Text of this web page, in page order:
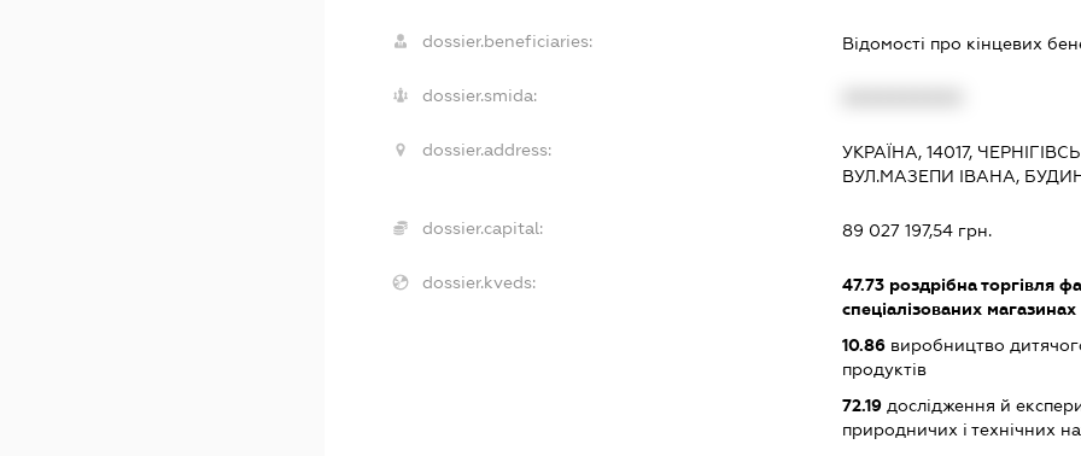
dossier.beneficiaries: Відомості про кінцевих
dossier.smida:
dossier.address:
УКРАЇНА, 14017,
ВУЛ.МАЗЕПИ ІВАНА,
dossier.capital: 89 027 197,54 грн.
dossier.kveds: 47.73роздрібна торгівля
спеціалізованих магазинах
10.86виробництво
продуктів
72.19дослідження й
природничих і технічних